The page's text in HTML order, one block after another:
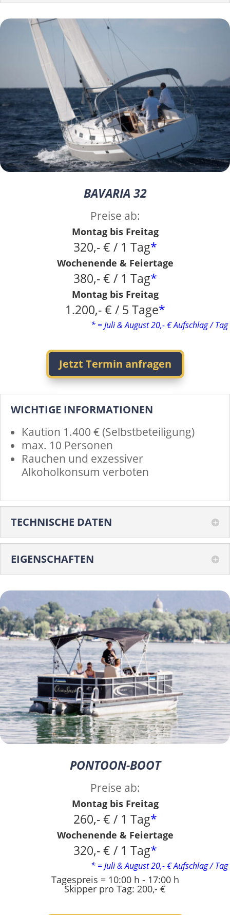
BAVARIA 32
Preise ab:
Montag bis Freitag
320,- € / 1 Tag*
Wochenende & Feiertage
380,- € / 1 Tag*
Montag bis Freitag
1.200,- € / 5 Tage*
* = Juli & August 20,- € Aufschlag / Tag
Jetzt Termin anfragen
WICHTIGE INFORMATIONEN
Kaution 1.400 € (Selbstbeteiligung)
max. 10 Personen
Rauchen und exzessiver
Alkoholkonsum verboten
TECHNISCHE DATEN
EIGENSCHAFTEN
PONTOON-BOOT
Preise ab:
Montag bis Freitag
260,- € / 1 Tag*
Wochenende & Feiertage
320,- € / 1 Tag*
* = Juli & August 20,- € Aufschlag / Tag
Tagespreis = 10:00 h - 17:00 h
Skipper pro Tag: 200,- €